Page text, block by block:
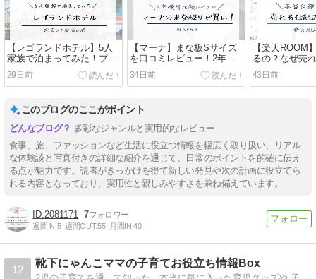
【レゴランドホテル】5人
家族で泊まってみた！プレ
ミアム宿泊レビュー（口コ
ミ・写真50枚以上）
29日前
【マーナ】まな板Sサイズ
を口コミレビュー！2年使
ってリピートした理由を写
真付きで紹介
34日前
【楽天ROOM
るの？なぜ売
みをROOM歴
解説
43日前
このブログのここがポイント
多彩なジャンルと実用的なレビュー
食事、旅、ファッションなど生活に役立つ情報を幅広く取り扱い、リアル
な体験談と写真付きの詳細な紹介を通じて、日常のポイントを的確に伝え
る点が魅力です。読者がきっかけを得て新しい発見や次の計画に役立てら
れる内容となっており、実用性と親しみやすさを兼ね備えています。
2081171 7
週間IN:5 週間OUT:55 月間IN:40
12
靴下にゃんこママの子育てお役立ち情報Box